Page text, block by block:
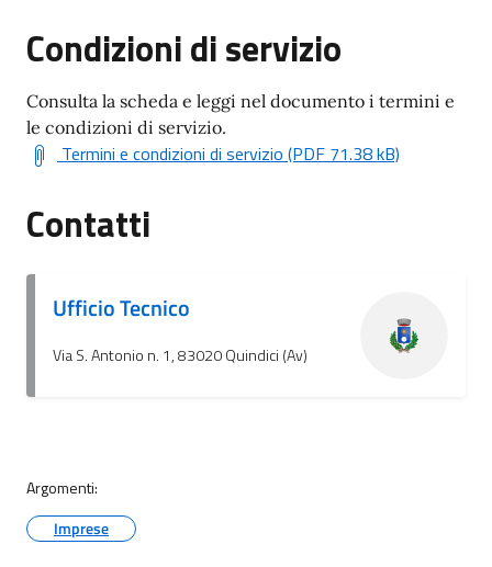
Condizioni di servizio
Consulta la scheda e leggi nel documento i termini e
le condizioni di servizio.
Termini e condizioni di servizio (PDF 71.38 kB)
Contatti
Ufficio Tecnico
Via S. Antonio n. 1, 83020 Quindici (Av)
Argomenti:
Imprese